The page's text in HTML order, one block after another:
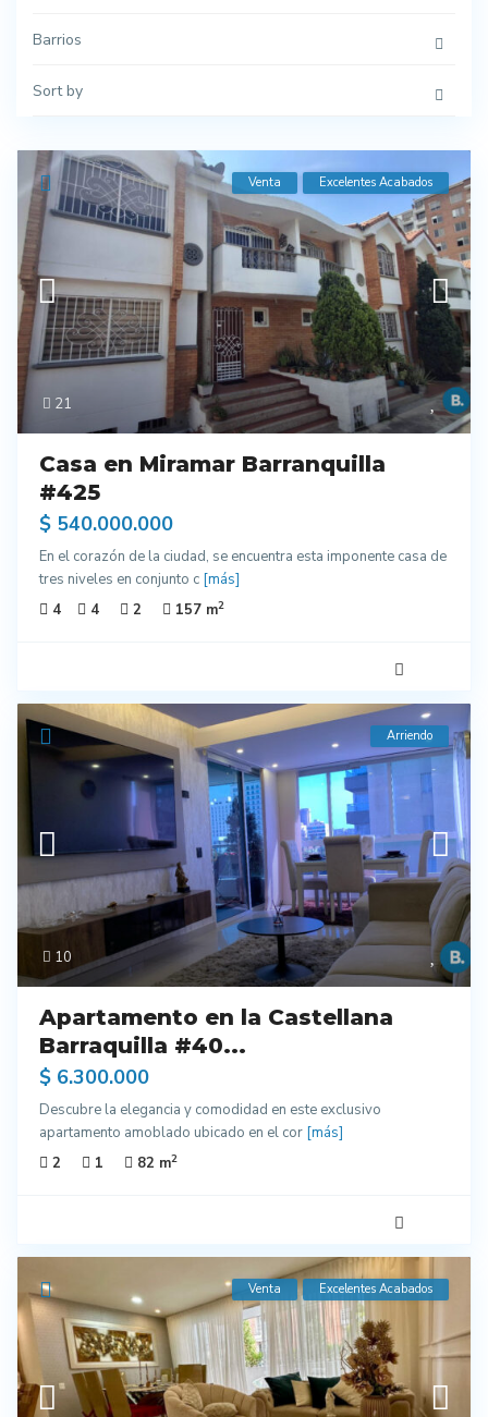
Barrios
Sort by
21
Venta Excelentes Acabados
Casa en Miramar Barranquilla
#425
$ 540.000.000
En el corazón de la ciudad, se encuentra esta imponente casa de
tres niveles en conjunto c [más]
4
4 2 157 m2
10
Arriendo
Apartamento en la Castellana
Barraquilla #40...
$ 6.300.000
Descubre la elegancia y comodidad en este exclusivo
apartamento amoblado ubicado en el cor [más]
2
1 82 m2
Venta Excelentes Acabados